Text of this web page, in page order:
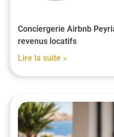
Conciergerie Airbnb
revenus locatifs
Lire la suite »